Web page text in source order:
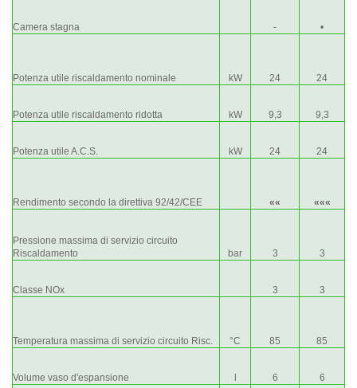
Camera stagna - •
Potenza utile riscaldamento nominale kW 24 24
Potenza utile riscaldamento ridotta kW 9,3 9,3
Potenza utile A.C.S. kW 24 24
Rendimento secondo la direttiva 92/42/CEE «« «««
Pressione massima di servizio circuito
Riscaldamento
bar 3 3
Classe NOx 3 3
Temperatura massima di servizio circuito Risc. °C 85 85
Volume vaso d'espansione 6 6